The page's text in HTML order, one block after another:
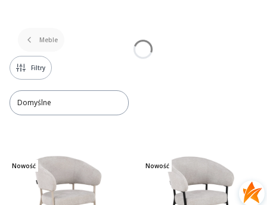
Meble
Filtry
Domyślne
Nowość Nowość